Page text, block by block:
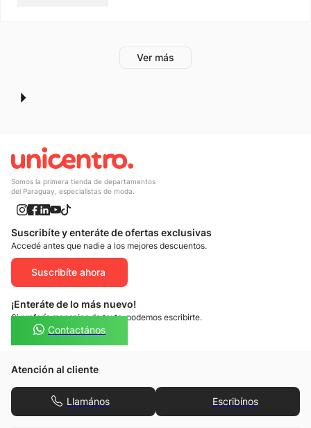
Somos la primera tienda de departamentos
del Paraguay, especialistas de moda.
Suscribíte y enteráte de ofertas exclusivas
Accedé antes que nadie a los mejores descuentos.
Suscribíte ahora
¡Enteráte de lo más nuevo!
Si preferís mensajes de texto, podemos escribirte.
Contactános
Atención al cliente
Llamános Escribínos